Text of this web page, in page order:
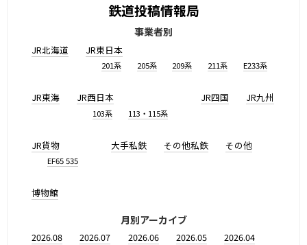
鉄道投稿情報局
事業者別
JR北海道 JR東日本
201系 205系 209系 211系 E233系
JR東海 JR西日本
103系 113・115系
JR四国 JR九州
JR貨物
EF65 535
大手私鉄 その他私鉄 その他
博物館
月別アーカイブ
2026.08 2026.07 2026.06 2026.05
2026.04